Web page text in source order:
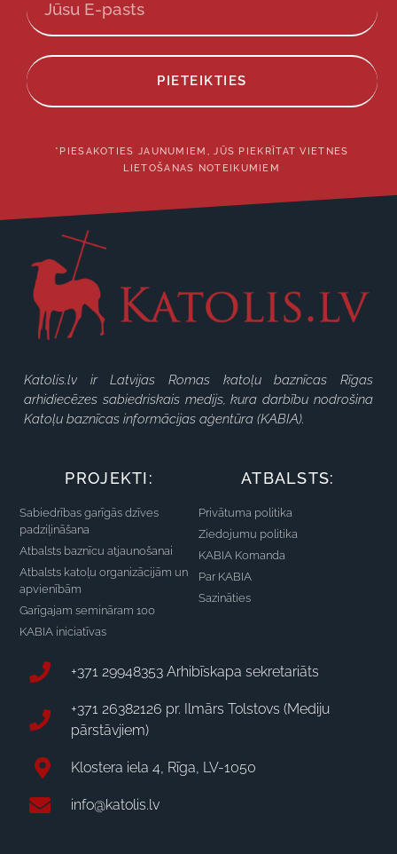
PIETEIKTIES
*PIESAKOTIES JAUNUMIEM, JŪS PIEKRĪTAT VIETNES
LIETOŠANAS NOTEIKUMIEM
Katolis.lv ir Latvijas Romas katoļu baznīcas Rīgas
arhidiecēzes sabiedriskais medijs, kura darbību nodrošina
Katoļu baznīcas informācijas aģentūra (KABIA).
PROJEKTI:
Sabiedrības garīgās dzīves
padziļināšana
Atbalsts baznīcu atjaunošanai
Atbalsts katoļu organizācijām un
apvienībām
Garīgajam semināram 100
KABIA iniciatīvas
ATBALSTS:
Privātuma politika
Ziedojumu politika
KABIA Komanda
Par KABIA
Sazināties
+371 29948353 Arhibīskapa sekretariāts
+371 26382126 pr. Ilmārs Tolstovs (Mediju
pārstāvjiem)
Klostera iela 4, Rīga, LV-1050
info@katolis.lv